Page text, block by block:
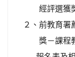
２、
經評選獲
前教育署
獎－課程